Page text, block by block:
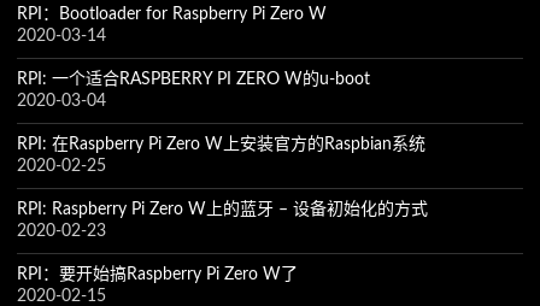
RPI：Bootloader for Raspberry Pi Zero W
2020-03-14
RPI: 一个适合RASPBERRY PI ZERO W的u-boot
2020-03-04
RPI: 在Raspberry Pi Zero W上安装官方的Raspbian系统
2020-02-25
RPI: Raspberry Pi Zero W上的蓝牙 – 设备初始化的方式
2020-02-23
RPI：要开始搞Raspberry Pi Zero W了
2020-02-15